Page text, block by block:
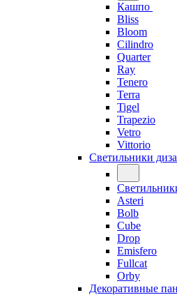
Кашпо
Bliss
Bloom
Cilindro
Quarter
Ray
Tenero
Terra
Tigel
Trapezio
Vetro
Vittorio
Светильники
Asteri
Bolb
Cube
Drop
Emisfero
Fullcat
Orby
Декоративные